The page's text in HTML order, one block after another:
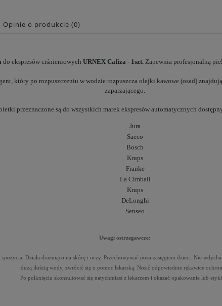
Opinie o produkcie (0)
do ekspresów ciśnieniowych URNEX Cafiza - 1szt. Zapewnia profesjonalną
który po rozpuszczeniu w wodzie rozpuszcza olejki kawowe (osad)
zaparzającego.
przeznaczone są do wszystkich marek ekspresów automatycznych
Jura
Saeco
Bosch
Krups
Franke
La Cimbali
Krups
DeLonghi
Senseo
Uwagi ostrzegawcze:
Działa drażniąco na skórę i oczy. Przechowywać poza zasięgiem dzieci. Nie
dużą ilością wody, zwrócić się o pomoc lekarską. Nosić odpowiednie rękawice
Po połknięciu skonsultować się natychmiast z lekarzem i okazać opakowanie lub